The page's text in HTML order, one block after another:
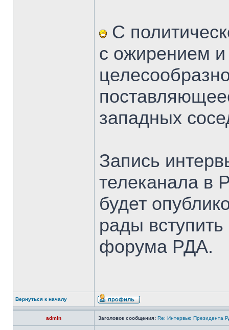
С
с ожирением
западных
Запись
телеканала в
будет
рады
форума РДА.
Вернуться к началу
admin Заголовок сообщения: Re: Интервью Президента